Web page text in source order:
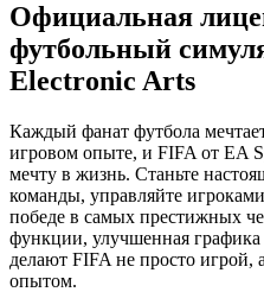
Официальная
футбольный
Electronic Arts
Каждый фанат футбола
игровом опыте, и FIFA от EA
мечту в жизнь. Станьте
команды, управляйте
победе в самых престижных
функции, улучшенная
делают FIFA не просто
опытом.